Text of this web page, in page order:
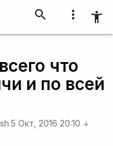
more_vert accessibility_new
search
что
и по всей
5 Окт, 2016 20:10 arrow_downward